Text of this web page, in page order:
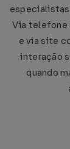
Via telefone
e via site
interação
quando